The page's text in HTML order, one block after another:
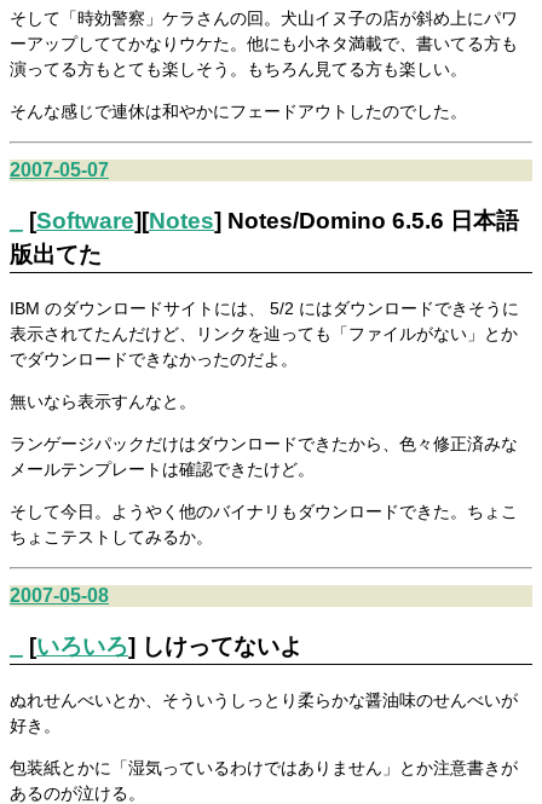
そして「時効警察」ケラさんの回。犬山イヌ子の店が斜め上にパワ
ーアップしててかなりウケた。他にも小ネタ満載で、書いてる方も
演ってる方もとても楽しそう。もちろん見てる方も楽しい。
そんな感じで連休は和やかにフェードアウトしたのでした。
2007-05-07
[Software][Notes] Notes/Domino 6.5.6 日本語
版出てた
IBM のダウンロードサイトには、 5/2 にはダウンロードできそうに
表示されてたんだけど、リンクを辿っても「ファイルがない」とか
でダウンロードできなかったのだよ。
無いなら表示すんなと。
ランゲージパックだけはダウンロードできたから、色々修正済みな
メールテンプレートは確認できたけど。
そして今日。ようやく他のバイナリもダウンロードできた。ちょこ
ちょこテストしてみるか。
2007-05-08
[いろいろ] しけってないよ
ぬれせんべいとか、そういうしっとり柔らかな醤油味のせんべいが
好き。
包装紙とかに「湿気っているわけではありません」とか注意書きが
あるのが泣ける。